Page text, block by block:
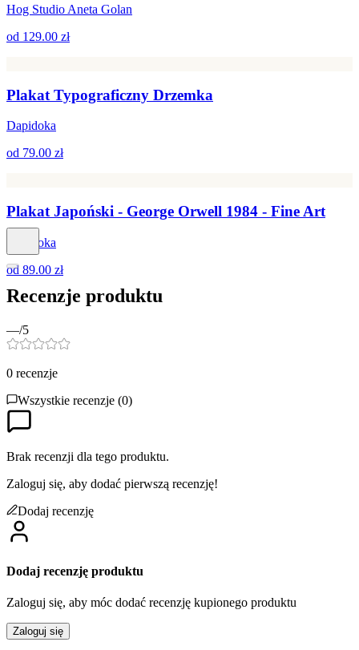
Hog Studio Aneta Golan
od 129.00 zł
Plakat Typograficzny Drzemka
Dapidoka
od 79.00 zł
Plakat Japoński - George Orwell 1984 - Fine Art
Dapidoka
od 89.00 zł
Recenzje produktu
—/5
0 recenzje
Wszystkie recenzje (0)
Brak recenzji dla tego produktu.
Zaloguj się, aby dodać pierwszą recenzję!
Dodaj recenzję
Dodaj recenzję produktu
Zaloguj się, aby móc dodać recenzję kupionego produktu
Zaloguj się